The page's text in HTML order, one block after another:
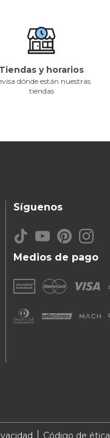
Tiendas y horarios
dónde están nuestras
tiendas
Medios de pago
Síguenos
Código de ética